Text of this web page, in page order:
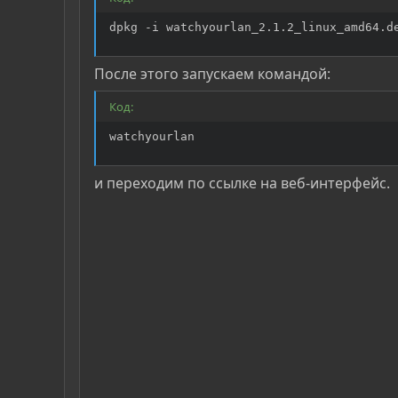
dpkg -i
После этого запускаем командой:
Код:
watchyourlan
и переходим по ссылке на веб-интерфейс.